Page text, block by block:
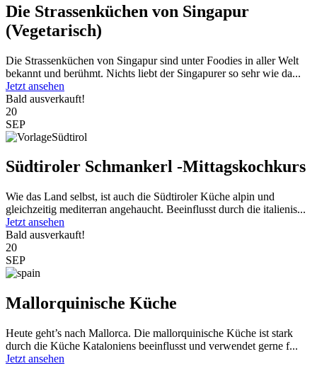
Die Strassenküchen von Singapur
(Vegetarisch)
Die Strassenküchen von Singapur sind unter Foodies in aller Welt
bekannt und berühmt. Nichts liebt der Singapurer so sehr wie da...
Jetzt ansehen
Bald ausverkauft!
20
SEP
Südtiroler Schmankerl -Mittagskochkurs
Wie das Land selbst, ist auch die Südtiroler Küche alpin und
gleichzeitig mediterran angehaucht. Beeinflusst durch die italienis...
Jetzt ansehen
Bald ausverkauft!
20
SEP
Mallorquinische Küche
Heute geht’s nach Mallorca. Die mallorquinische Küche ist stark
durch die Küche Kataloniens beeinflusst und verwendet gerne f...
Jetzt ansehen